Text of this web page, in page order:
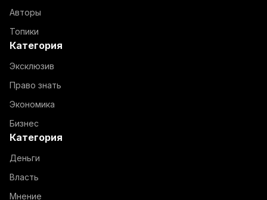
Авторы
Топики
Категория
Эксклюзив
Право знать
Экономика
Бизнес
Категория
Деньги
Власть
Мнение